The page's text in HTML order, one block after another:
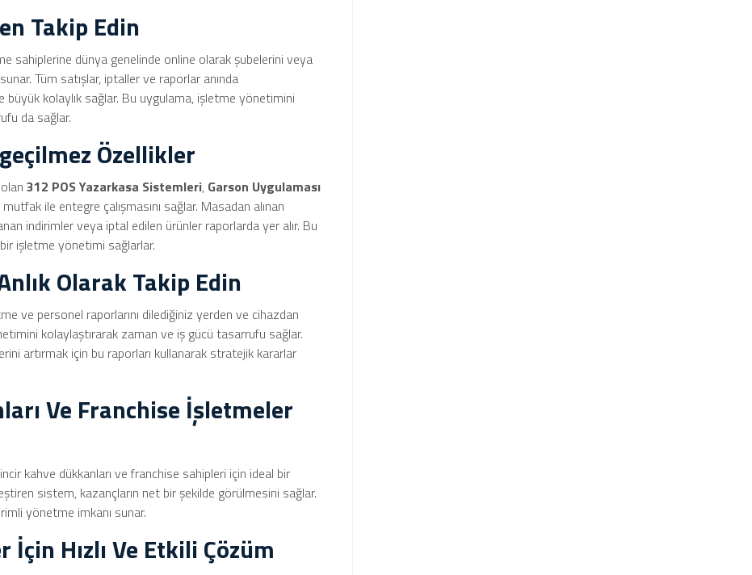
Takip Edin
sahiplerine dünya genelinde online olarak şubelerini veya
Tüm satışlar, iptaller ve raporlar anında
kolaylık sağlar. Bu uygulama, işletme yönetimini
da sağlar.
Özellikler
312 POS Yazarkasa Sistemleri, Garson Uygulaması
ile entegre çalışmasını sağlar. Masadan alınan
indirimler veya iptal edilen ürünler raporlarda yer alır. Bu
işletme yönetimi sağlarlar.
Olarak Takip Edin
ve personel raporlarını dilediğiniz yerden ve cihazdan
kolaylaştırarak zaman ve iş gücü tasarrufu sağlar.
artırmak için bu raporları kullanarak stratejik kararlar
Ve Franchise İşletmeler
kahve dükkanları ve franchise sahipleri için ideal bir
sistem, kazançların net bir şekilde görülmesini sağlar.
yönetme imkanı sunar.
Hızlı Ve Etkili Çözüm